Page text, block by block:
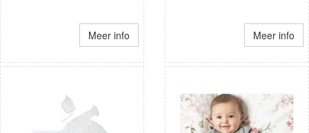
Meer info Meer info